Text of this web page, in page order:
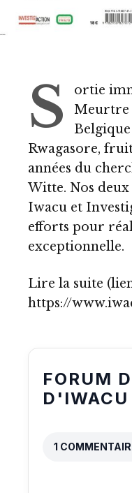
S
ortie
Meurtre
Belgique
Rwagasore,
années du
Witte. Nos deux
Iwacu et
efforts pour
exceptionnelle.
Lire la suite
https://
FORUM
D'IWACU
1